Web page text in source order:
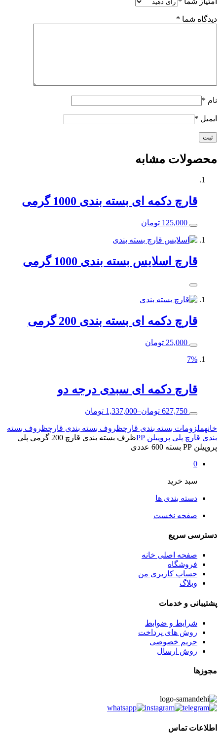
دیدگاه شما *
نام *
ایمیل *
محصولات مشابه
قارچ دکمه ای بسته بندی 1000 گرمی
125,000 تومان
قارچ اسلایس بسته بندی 1000 گرمی
قارچ دکمه ای بسته بندی 200 گرمی
25,000 تومان
7%
قارچ دکمه ای سبدی درجه دو
627,750 تومان–
1,337,000 تومان
خانهملزومات بسته بندی قارچظروف بسته بندی قارچظروف بسته
بندی قارچ پلی پروپیلن PP
ظرف بسته بندی قارچ 200 گرمی پلی
پروپیلن PP بسته 600 عددی
0
سبد خرید
دسته بندی ها
صفحه نخست
دسترسی سریع
صفحه اصلی خانه
فروشگاه
حساب کاربری من
وبلاگ
پشتیبانی و خدمات
شرایط و ضوابط
روش های پرداخت
حریم خصوصی
روش ارسال
مجوزها
اطلاعات تماس